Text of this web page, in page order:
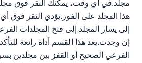
مجلد.في أي وقت، يمكنك النقر فوق
هذا المجلد على الفور.يؤدي النقر فوق
إلى يسار المجلد إلى فتح المجلدات
إن وجدت.يعد هذا القسم أداة رائعة
الفرعي الصحيح أو القفز بين مجلدين